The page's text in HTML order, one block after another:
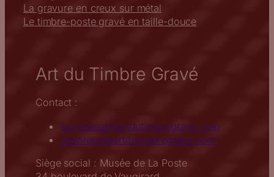
La gravure en creux sur métal
Le timbre-poste gravé en taille-douce
Art du Timbre Gravé
Contact :
secretariat@artdutimbregrave.com
tresorerie@artdutimbregrave.com
Siège social : Musée de La Poste